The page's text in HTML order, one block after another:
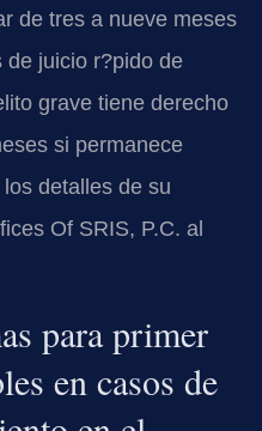
de tres a nueve meses
de juicio r?pido de
grave tiene derecho
si permanece
detalles de su
Of SRIS, P.C. al
para primer
en casos de